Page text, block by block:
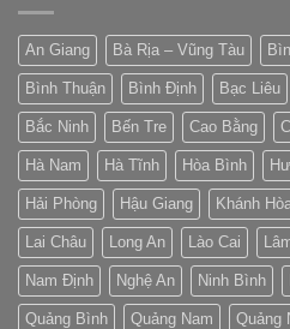
An Giang Bà Rịa – Vũng Tàu
Bình Thuận Bình Định Bạc Liêu
Bắc Ninh Bến Tre Cao Bằng
Hà Nam Hà Tĩnh Hòa Bình
Hải Phòng Hậu Giang Khánh
Lai Châu Long An Lào Cai
Nam Định Nghệ An Ninh Bình
Quảng Bình Quảng Nam Quảng